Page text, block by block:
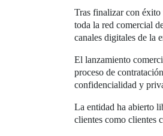
Tras finalizar con éxito
toda la red comercial
canales digitales de la
El lanzamiento
proceso de
confidencialidad y
La entidad ha abierto
clientes como clientes